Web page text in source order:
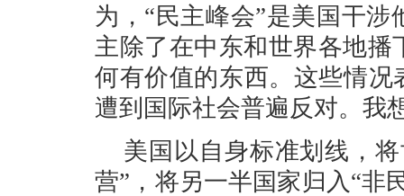
为，“民主峰会”是美国干
主除了在中东和世界各地
何有价值的东西。这些情况
遭到国际社会普遍反对。我
美国以自身标准划线，
营”，将另一半国家归入“非